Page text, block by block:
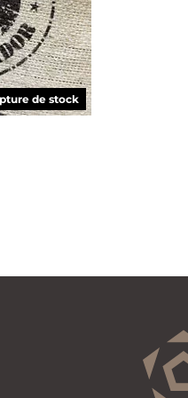
de stock